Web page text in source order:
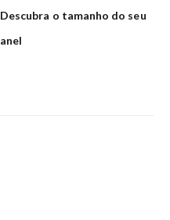
Descubra o tamanho do seu
anel